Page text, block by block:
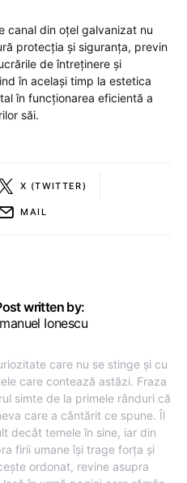
canal din oțel galvanizat nu
protecția și siguranța, previn
de întreținere și
în același timp la estetica
în funcționarea eficientă a
săi.
X (TWITTER)
MAIL
written by:
Ionescu
care nu se stinge și cu
care contează astăzi. Fraza
simte de la primele rânduri că
care a cântărit ce spune. Îl
decât temele în sine, iar din
firii umane își trage forța și
ordonat, revine asupra